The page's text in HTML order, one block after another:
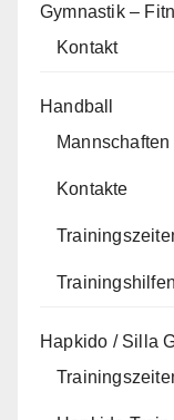
Gymnastik –
Kontakt
Handball
Mannschaften
Kontakte
Hapkido / Silla